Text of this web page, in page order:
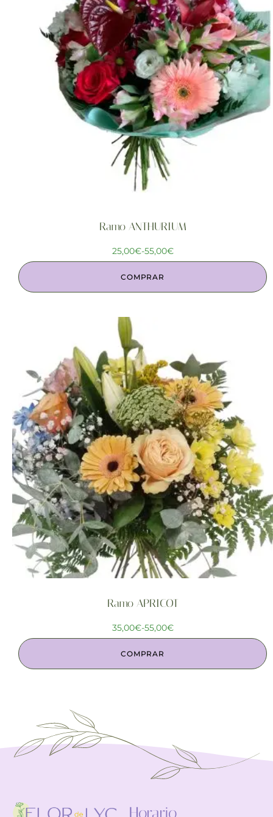
Ramo ANTHURIUM
25,00€-55,00€
COMPRAR
Ramo APRICOT
35,00€-55,00€
COMPRAR
Horario